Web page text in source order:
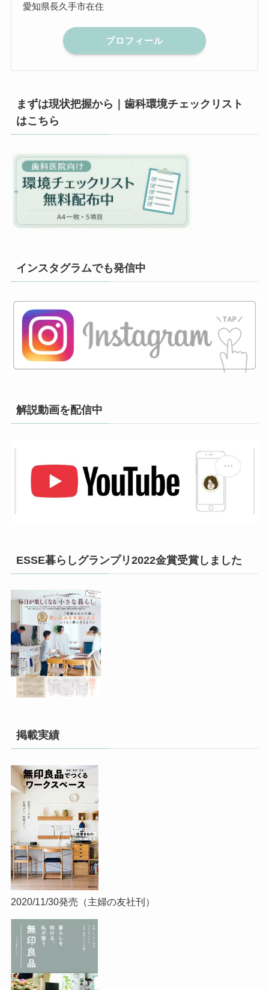
愛知県長久手市在住
プロフィール
まずは現状把握から｜歯科環境チェックリスト
はこちら
インスタグラムでも発信中
解説動画を配信中
ESSE暮らしグランプリ2022金賞受賞しました
掲載実績
2020/11/30発売（主婦の友社刊）